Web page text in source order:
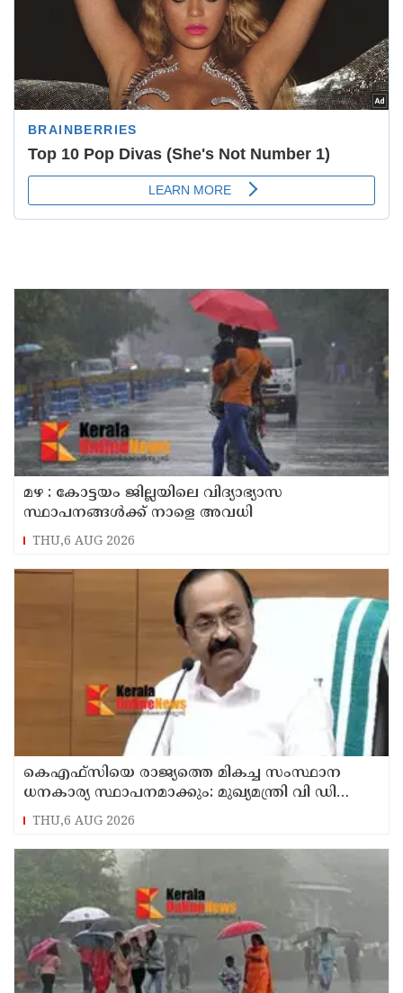
മഴ : കോട്ടയം ജില്ലയിലെ വിദ്യാഭ്യാസ
സ്ഥാപനങ്ങൾക്ക് നാളെ അവധി
THU,6 AUG 2026
കെഎഫ്‌സിയെ രാജ്യത്തെ മികച്ച സംസ്ഥാന
ധനകാര്യ സ്ഥാപനമാക്കും: മുഖ്യമന്ത്രി വി ഡി
സതീശൻ
THU,6 AUG 2026